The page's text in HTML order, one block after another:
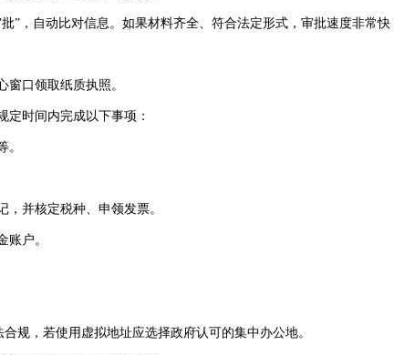
自动比对信息。如果材料齐全、符合法定形式，审批速度非常快
口领取纸质执照。
时间内完成以下事项：
并核定税种、申领发票。
户。
，若使用虚拟地址应选择政府认可的集中办公地。